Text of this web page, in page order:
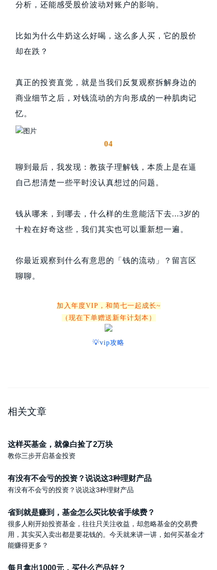
分析，还能感受股价波动对账户的影响。
比如为什么牛奶这么好喝，这么多人买，它的股价
却在跌？
真正的投资直觉，就是当我们反复观察拆解身边的
商业细节之后，对钱流动的方向形成的一种肌肉记
忆。
04
聊到最后，我发现：教孩子理解钱，本质上是在逼
自己想清楚一些平时没认真想过的问题。
钱从哪来，到哪去，什么样的生意能活下去...3岁的
十粒在好奇这些，我们其实也可以重新想一遍。
你最近观察到什么有意思的「钱的流动」？留言区
聊聊。
加入年度VIP，和简七一起成长~
（现在下单赠送新年计划本）
💡vip攻略
相关文章
这样买基金，就像白捡了2万块
教你三步开启基金投资
有没有不会亏的投资？说说这3种理财产品
有没有不会亏的投资？说说这3种理财产品
省到就是赚到，基金怎么买比较省手续费？
很多人刚开始投资基金，往往只关注收益，却忽略基金的交易费
用，其实买入卖出都是要花钱的。今天就来讲一讲，如何买基金才
能赚得更多？
每月拿出1000元，买什么产品好？